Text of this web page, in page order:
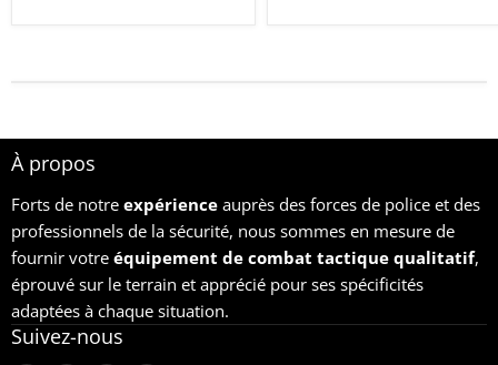
À propos
Forts de notre expérience auprès des forces de police et des
professionnels de la sécurité, nous sommes en mesure de
fournir votre équipement de combat tactique qualitatif,
éprouvé sur le terrain et apprécié pour ses spécificités
adaptées à chaque situation.
Suivez-nous